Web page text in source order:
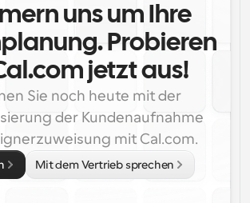
uns um Ihre
Probieren
jetzt aus!
Sie noch heute mit der
der Kundenaufnahme
mit Cal.com.
Mit dem Vertrieb sprechen